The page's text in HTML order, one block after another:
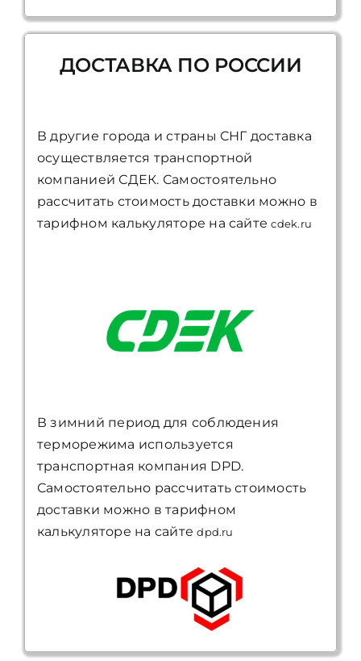
ДОСТАВКА ПО РОССИИ
В другие города и страны СНГ доставка
осуществляется транспортной
компанией СДЕК. Самостоятельно
рассчитать стоимость доставки можно в
тарифном калькуляторе на сайтеcdek.ru
В зимний период для соблюдения
терморежима используется
транспортная компания DPD.
Самостоятельно рассчитать стоимость
доставки можно в тарифном
калькуляторе на сайтеdpd.ru